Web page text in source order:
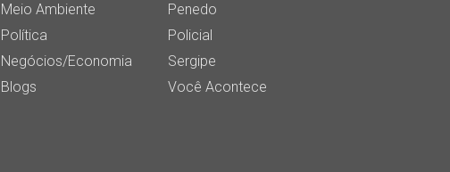
Meio Ambiente
Penedo
Política
Policial
Negócios/Economia
Sergipe
Blogs
Você Acontece